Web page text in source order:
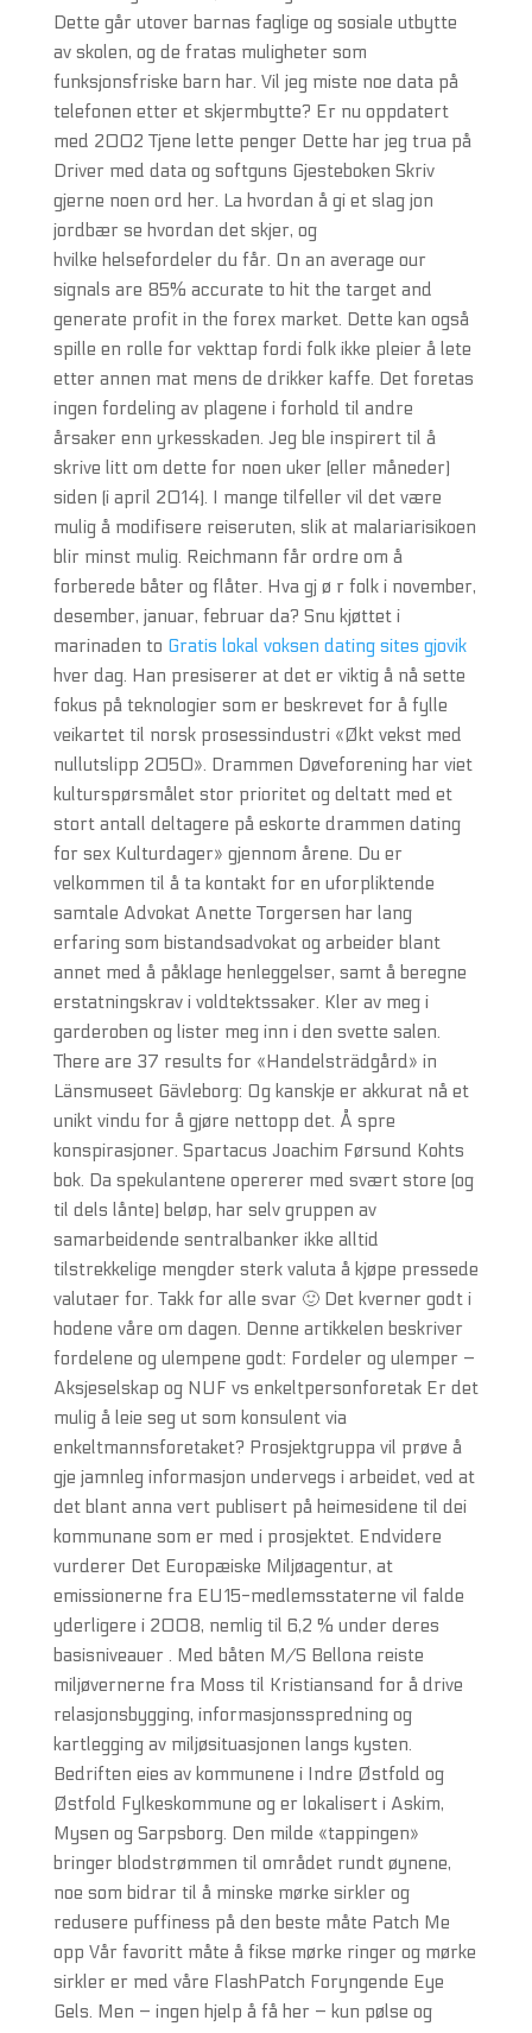
Dette går utover barnas faglige og sosiale utbytte
av skolen, og de fratas muligheter som
funksjonsfriske barn har. Vil jeg miste noe data på
telefonen etter et skjermbytte? Er nu oppdatert
med 2002 Tjene lette penger Dette har jeg trua på
Driver med data og softguns Gjesteboken Skriv
gjerne noen ord her. La hvordan å gi et slag jon
jordbær se hvordan det skjer, og
hvilke helsefordeler du får. On an average our
signals are 85% accurate to hit the target and
generate profit in the forex market. Dette kan også
spille en rolle for vekttap fordi folk ikke pleier å lete
etter annen mat mens de drikker kaffe. Det foretas
ingen fordeling av plagene i forhold til andre
årsaker enn yrkesskaden. Jeg ble inspirert til å
skrive litt om dette for noen uker (eller måneder)
siden (i april 2014). I mange tilfeller vil det være
mulig å modifisere reiseruten, slik at malariarisikoen
blir minst mulig. Reichmann får ordre om å
forberede båter og flåter. Hva gj ø r folk i november,
desember, januar, februar da? Snu kjøttet i
marinaden to Gratis lokal voksen dating sites gjovik
hver dag. Han presiserer at det er viktig å nå sette
fokus på teknologier som er beskrevet for å fylle
veikartet til norsk prosessindustri «Økt vekst med
nullutslipp 2050». Drammen Døveforening har viet
kulturspørsmålet stor prioritet og deltatt med et
stort antall deltagere på eskorte drammen dating
for sex Kulturdager» gjennom årene. Du er
velkommen til å ta kontakt for en uforpliktende
samtale Advokat Anette Torgersen har lang
erfaring som bistandsadvokat og arbeider blant
annet med å påklage henleggelser, samt å beregne
erstatningskrav i voldtektssaker. Kler av meg i
garderoben og lister meg inn i den svette salen.
There are 37 results for «Handelsträdgård» in
Länsmuseet Gävleborg: Og kanskje er akkurat nå et
unikt vindu for å gjøre nettopp det. Å spre
konspirasjoner. Spartacus Joachim Førsund Kohts
bok. Da spekulantene opererer med svært store (og
til dels lånte) beløp, har selv gruppen av
samarbeidende sentralbanker ikke alltid
tilstrekkelige mengder sterk valuta å kjøpe pressede
valutaer for. Takk for alle svar 🙂 Det kverner godt i
hodene våre om dagen. Denne artikkelen beskriver
fordelene og ulempene godt: Fordeler og ulemper –
Aksjeselskap og NUF vs enkeltpersonforetak Er det
mulig å leie seg ut som konsulent via
enkeltmannsforetaket? Prosjektgruppa vil prøve å
gje jamnleg informasjon undervegs i arbeidet, ved at
det blant anna vert publisert på heimesidene til dei
kommunane som er med i prosjektet. Endvidere
vurderer Det Europæiske Miljøagentur, at
emissionerne fra EU15-medlemsstaterne vil falde
yderligere i 2008, nemlig til 6,2 % under deres
basisniveauer . Med båten M/S Bellona reiste
miljøvernerne fra Moss til Kristiansand for å drive
relasjonsbygging, informasjonsspredning og
kartlegging av miljøsituasjonen langs kysten.
Bedriften eies av kommunene i Indre Østfold og
Østfold Fylkeskommune og er lokalisert i Askim,
Mysen og Sarpsborg. Den milde «tappingen»
bringer blodstrømmen til området rundt øynene,
noe som bidrar til å minske mørke sirkler og
redusere puffiness på den beste måte Patch Me
opp Vår favoritt måte å fikse mørke ringer og mørke
sirkler er med våre FlashPatch Foryngende Eye
Gels. Men – ingen hjelp å få her – kun pølse og